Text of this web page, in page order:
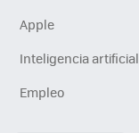
Apple
Inteligencia artificial
Empleo